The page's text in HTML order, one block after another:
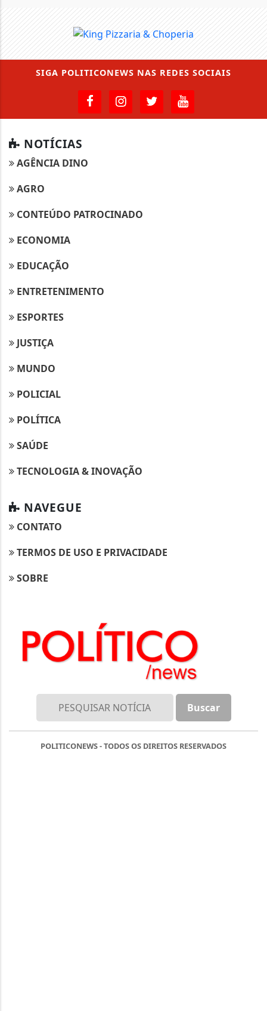
SIGA POLITICONEWS NAS REDES SOCIAIS
NOTÍCIAS
AGÊNCIA DINO
AGRO
CONTEÚDO PATROCINADO
ECONOMIA
EDUCAÇÃO
ENTRETENIMENTO
ESPORTES
JUSTIÇA
MUNDO
POLICIAL
POLÍTICA
SAÚDE
TECNOLOGIA & INOVAÇÃO
NAVEGUE
CONTATO
TERMOS DE USO E PRIVACIDADE
SOBRE
POLITICONEWS - TODOS OS DIREITOS RESERVADOS